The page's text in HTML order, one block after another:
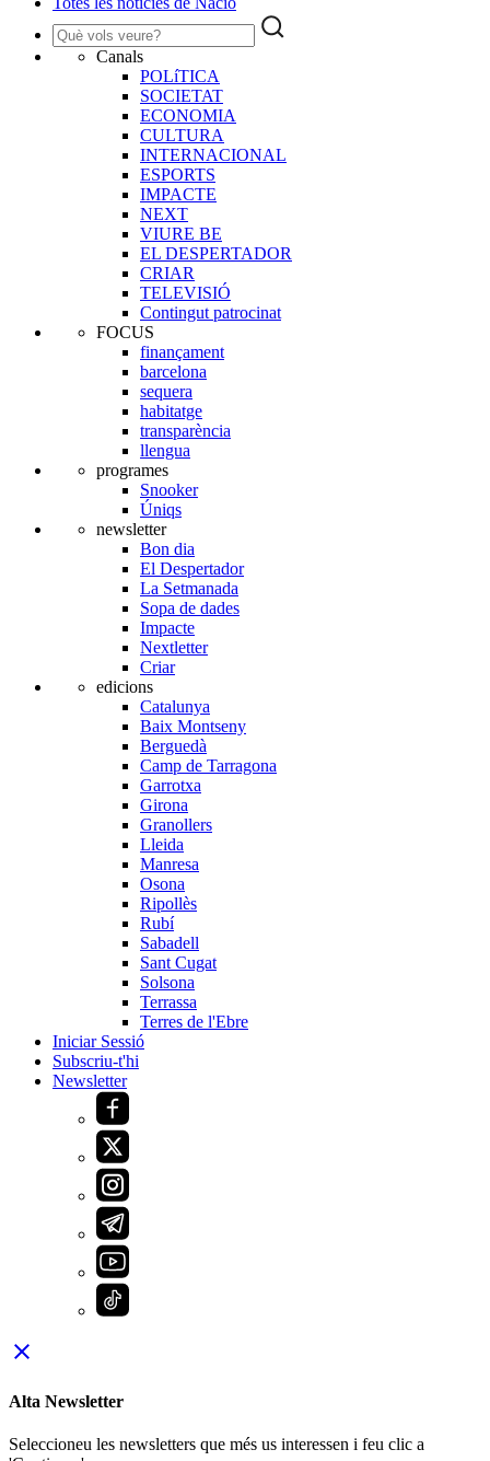
Canals
POLíTICA
SOCIETAT
ECONOMIA
CULTURA
INTERNACIONAL
ESPORTS
IMPACTE
NEXT
VIURE BE
EL DESPERTADOR
CRIAR
TELEVISIÓ
Contingut patrocinat
FOCUS
finançament
barcelona
sequera
habitatge
transparència
llengua
programes
Snooker
Úniqs
newsletter
Bon dia
El Despertador
La Setmanada
Sopa de dades
Impacte
Nextletter
Criar
edicions
Catalunya
Baix Montseny
Berguedà
Camp de Tarragona
Garrotxa
Girona
Granollers
Lleida
Manresa
Osona
Ripollès
Rubí
Sabadell
Sant Cugat
Solsona
Terrassa
Terres de l'Ebre
Iniciar Sessió
Subscriu-t'hi
Newsletter
close
Alta Newsletter
Seleccioneu les newsletters que més us interessen i feu clic a